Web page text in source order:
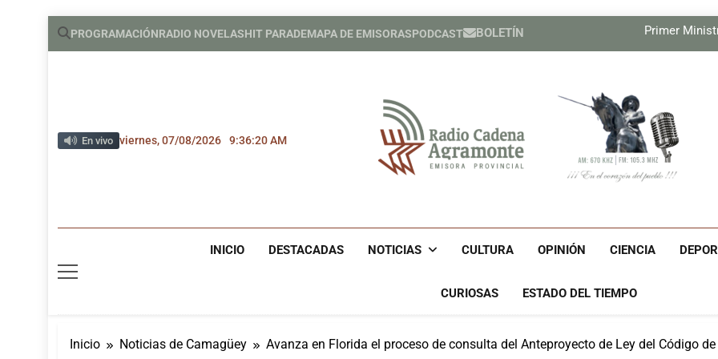
Saltar
PROGRAMACIÓNRADIO NOVELASHIT PARADEMAPA DE EMISORASPODCAST BOLETÍN
Primer
Nuevas medidas de Estados
Nuevas medidas de Estados
Relatores de la ONU exigen a
En vivo viernes, 07/08/2026 9:36:21 AM
Radio Cadena
INICIO DESTACADAS NOTICIAS CULTURA OPINIÓN CIENCIA
CURIOSAS ESTADO DEL TIEMPO
Inicio Noticias de Camagüey Avanza en Florida el proceso de consulta del Anteproyecto de Ley del Código